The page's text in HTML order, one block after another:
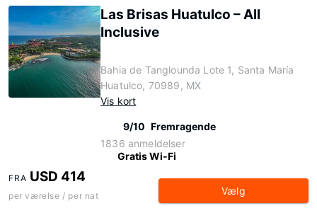
Las Brisas Huatulco – All
Inclusive
Bahia de Tanglounda Lote 1, Santa María
Huatulco, 70989, MX
Vis kort
9/10 Fremragende
1836 anmeldelser
Gratis Wi-Fi
FRA USD 414
per værelse / per nat Vælg